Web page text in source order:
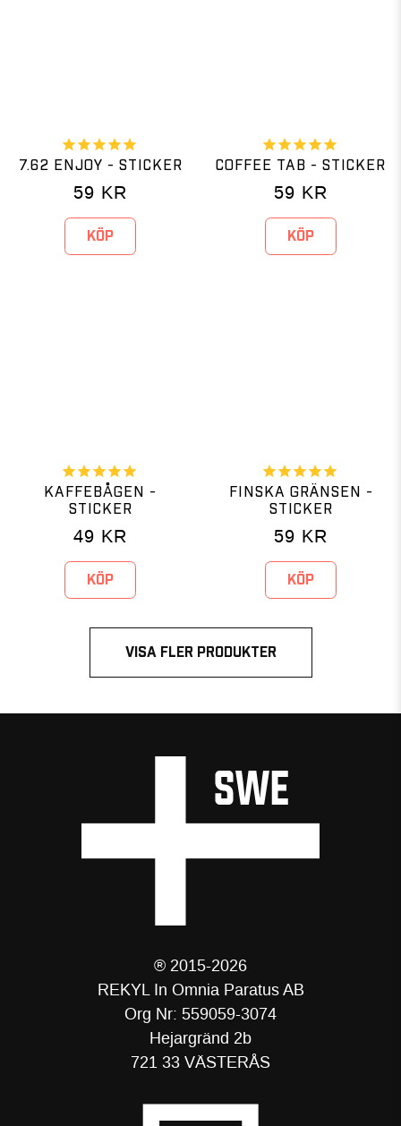
7.62 ENJOY - STICKER
59 KR
KÖP
COFFEE TAB - STICKER
59 KR
KÖP
KAFFEBÅGEN -
STICKER
49 KR
KÖP
FINSKA GRÄNSEN -
STICKER
59 KR
KÖP
VISA FLER PRODUKTER
® 2015-2026
REKYL In Omnia Paratus AB
Org Nr: 559059-3074
Hejargränd 2b
721 33 VÄSTERÅS